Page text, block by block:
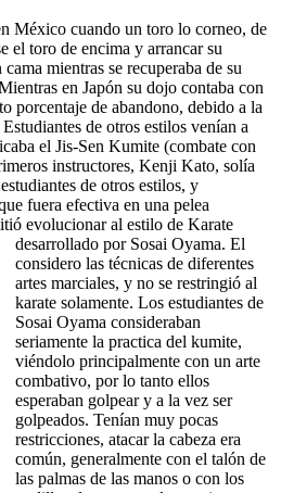
México cuando un toro lo corneo, de
el toro de encima y arrancar su
mientras se recuperaba de su
en Japón su dojo contaba con
porcentaje de abandono, debido a la
de otros estilos venían a
el Jis-Sen Kumite (combate con
instructores, Kenji Kato, solía
de otros estilos, y
fuera efectiva en una pelea
evolucionar al estilo de Karate
desarrollado por Sosai Oyama. El
considero las técnicas de diferentes
artes marciales, y no se restringió al
karate solamente. Los estudiantes de
Sosai Oyama consideraban
seriamente la practica del kumite,
viéndolo principalmente con un arte
combativo, por lo tanto ellos
esperaban golpear y a la vez ser
golpeados. Tenían muy pocas
restricciones, atacar la cabeza era
común, generalmente con el talón de
las palmas de las manos o con los